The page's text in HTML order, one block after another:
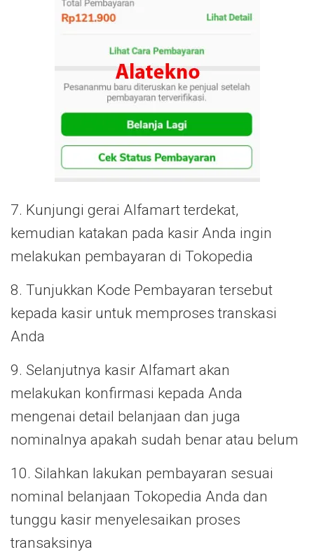
7. Kunjungi gerai Alfamart terdekat,
kemudian katakan pada kasir Anda ingin
melakukan pembayaran di Tokopedia
8. Tunjukkan Kode Pembayaran tersebut
kepada kasir untuk memproses transkasi
Anda
9. Selanjutnya kasir Alfamart akan
melakukan konfirmasi kepada Anda
mengenai detail belanjaan dan juga
nominalnya apakah sudah benar atau belum
10. Silahkan lakukan pembayaran sesuai
nominal belanjaan Tokopedia Anda dan
tunggu kasir menyelesaikan proses
transaksinya